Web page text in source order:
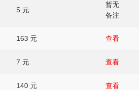
5 元
暂无
备注
163 元 查看
7 元 查看
140 元 查看